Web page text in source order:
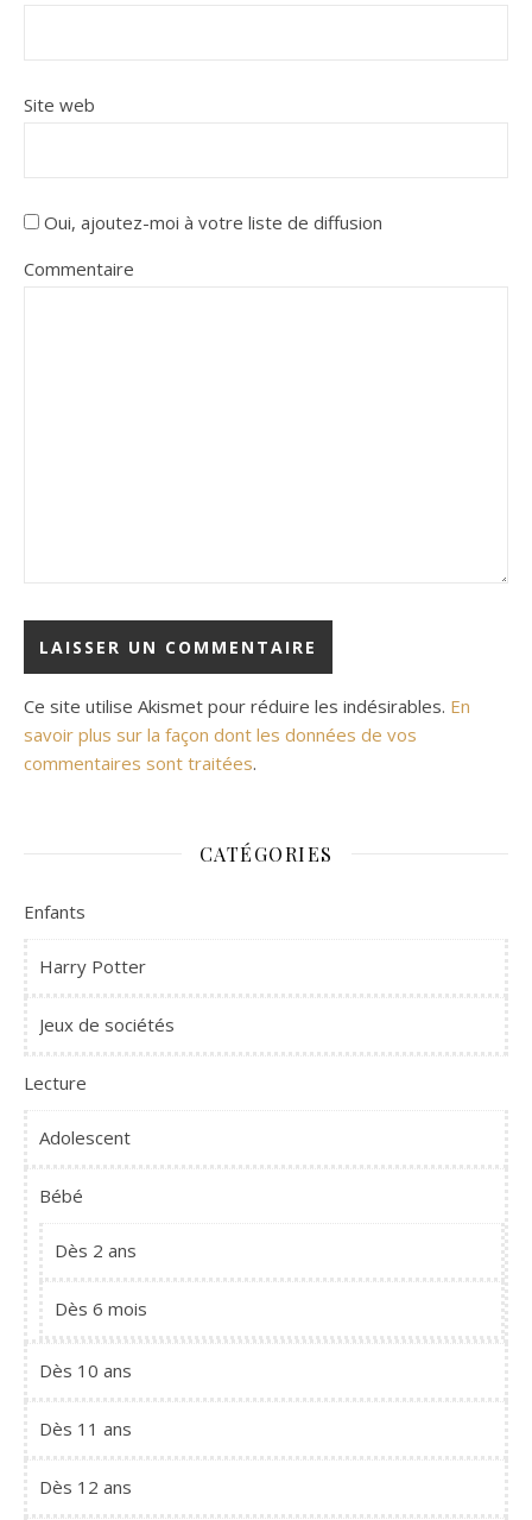
Site web
Oui, ajoutez-moi à votre liste de diffusion
Commentaire
Ce site utilise Akismet pour réduire les indésirables. En
savoir plus sur la façon dont les données de vos
commentaires sont traitées.
CATÉGORIES
Enfants
Harry Potter
Jeux de sociétés
Lecture
Adolescent
Bébé
Dès 2 ans
Dès 6 mois
Dès 10 ans
Dès 11 ans
Dès 12 ans